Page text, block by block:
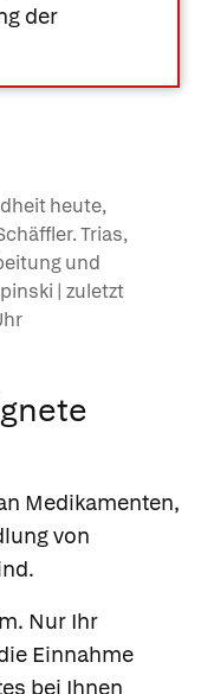
der
heute,
Trias,
und
| zuletzt
Medikamenten,
von
Nur Ihr
Einnahme
bei Ihnen